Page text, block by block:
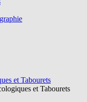
et Tabourets
et Tabourets